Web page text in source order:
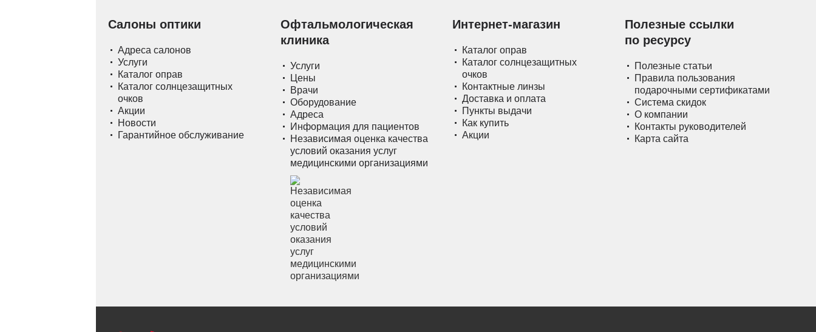
Салоны оптики
Адреса салонов
Услуги
Каталог оправ
Каталог солнцезащитных
очков
Акции
Новости
Гарантийное обслуживание
Офтальмологическая
клиника
Услуги
Цены
Врачи
Оборудование
Адреса
Информация для пациентов
Независимая оценка качества
условий оказания услуг
медицинскими организациями
Интернет-магазин
Каталог оправ
Каталог солнцезащитных
очков
Контактные линзы
Доставка и оплата
Пункты выдачи
Как купить
Акции
Полезные ссылки
по ресурсу
Полезные статьи
Правила пользования
подарочными сертификатами
Система скидок
О компании
Контакты руководителей
Карта сайта